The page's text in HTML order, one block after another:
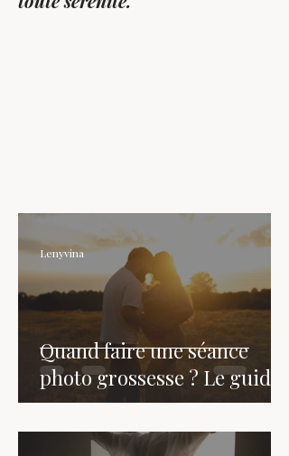
Quand faire une séance
photo grossesse ? Le guide
Lenyvina